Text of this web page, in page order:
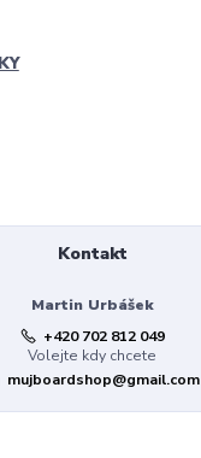
Kontakt
Martin Urbášek
+420 702 812 049
Volejte kdy chcete
mujboardshop@gmail.com